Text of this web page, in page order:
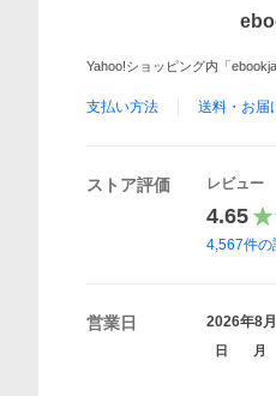
Yahoo!ショッピング内「
支払い方法 送料・お届
ストア評価 レビュー
4.65
4,567件の
営業日 2026年8月
日 月